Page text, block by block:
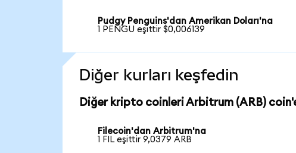
Pudgy Penguins'dan Amerikan Doları'na
1 PENGU eşittir $0,006139
Diğer kurları keşfedin
Diğer kripto coinleri Arbitrum (ARB)
Filecoin'dan Arbitrum'na
1 FIL eşittir 9,0379 ARB